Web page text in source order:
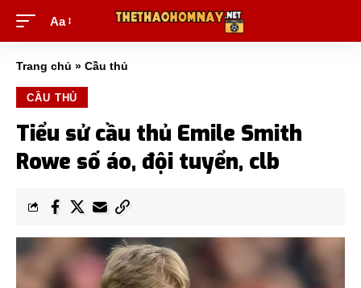
Aa
Trang chủ » Cầu thủ
CẦU THỦ
Tiểu sử cầu thủ Emile Smith
Rowe số áo, đội tuyển, clb